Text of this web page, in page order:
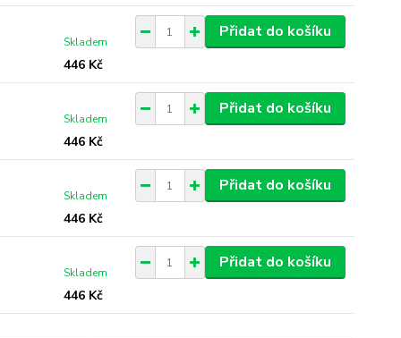
446 Kč
Skladem
Přidat do košíku
446 Kč
Skladem
Přidat do košíku
446 Kč
Skladem
Přidat do košíku
446 Kč
Skladem
Přidat do košíku